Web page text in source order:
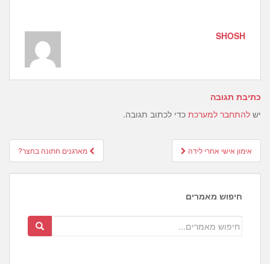
SHOSH
כתיבת תגובה
יש להתחבר למערכת כדי לכתוב תגובה.
Post
navigation
מארגנים חתונה בחצר? אימון אישי אחרי לידה
חיפוש מאמרים